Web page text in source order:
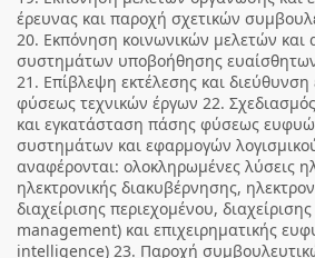
έρευνας και παροχή σχετικών
20. Εκπόνηση κοινωνικών μελετών και
συστημάτων υποβοήθησης
21. Επίβλεψη εκτέλεσης και
φύσεως τεχνικών έργων 22.
και εγκατάσταση πάσης φύσεως
συστημάτων και εφαρμογών
αναφέρονται: ολοκληρωμένες λύσεις
ηλεκτρονικής διακυβέρνησης,
διαχείρισης περιεχομένου,
management) και επιχειρηματικής
intelligence) 23. Παροχή